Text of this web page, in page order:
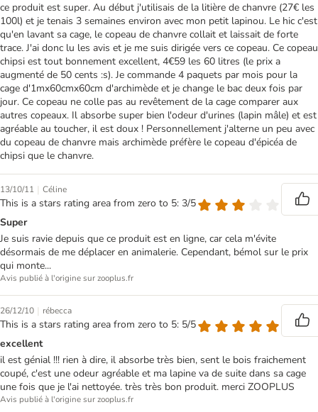
ce produit est super. Au début j'utilisais de la litière de chanvre (27€ les
100l) et je tenais 3 semaines environ avec mon petit lapinou. Le hic c'est
qu'en lavant sa cage, le copeau de chanvre collait et laissait de forte
trace. J'ai donc lu les avis et je me suis dirigée vers ce copeau. Ce copeau
chipsi est tout bonnement excellent, 4€59 les 60 litres (le prix a
augmenté de 50 cents :s). Je commande 4 paquets par mois pour la
cage d'1mx60cmx60cm d'archimède et je change le bac deux fois par
jour. Ce copeau ne colle pas au revêtement de la cage comparer aux
autres copeaux. Il absorbe super bien l'odeur d'urines (lapin mâle) et est
agréable au toucher, il est doux ! Personnellement j'alterne un peu avec
du copeau de chanvre mais archimède préfère le copeau d'épicéa de
chipsi que le chanvre.
13/10/11 | Céline
This is a stars rating area from zero to 5: 3/5
Super
Je suis ravie depuis que ce produit est en ligne, car cela m'évite
désormais de me déplacer en animalerie. Cependant, bémol sur le prix
qui monte...
Avis publié à l'origine sur zooplus.fr
26/12/10 | rébecca
This is a stars rating area from zero to 5: 5/5
excellent
il est génial !!! rien à dire, il absorbe très bien, sent le bois fraichement
coupé, c'est une odeur agréable et ma lapine va de suite dans sa cage
une fois que je l'ai nettoyée. très très bon produit. merci ZOOPLUS
Avis publié à l'origine sur zooplus.fr